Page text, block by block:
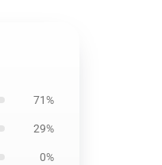
71%
29%
0%